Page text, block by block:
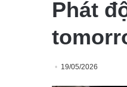
Phát
19/05/2026